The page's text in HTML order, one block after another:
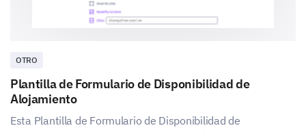
que recomiendes nuestros servicios a un amigo
0(No es probable)
1
OTRO
Plantilla de Formulario de Disponibilidad de
Alojamiento
Esta Plantilla de Formulario de Disponibilidad de